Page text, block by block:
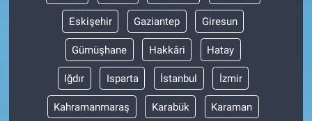
Eskişehir Gaziantep Giresun
Gümüşhane Hakkâri Hatay
Iğdır Isparta İstanbul İzmir
Kahramanmaraş Karabük Karaman